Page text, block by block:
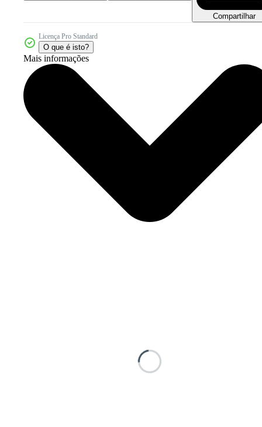
Compartilhar
Licença Pro Standard
O que é isto?
Mais informações